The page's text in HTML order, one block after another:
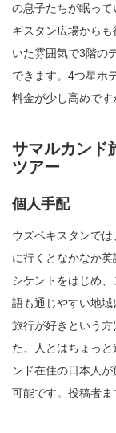
の息子たちが眠っ
ギスタン広場から
いた雰囲気で3階の
できます。4つ星ホ
料金が少し高めで
サマルカンド
ツアー
個人手配
ウズベキスタンで
に行くとなかなか
シケントをはじめ
語も通じやすい地
旅行が好きという
た、人とはちょっ
ンド在住の日本人
可能です。投稿者ま